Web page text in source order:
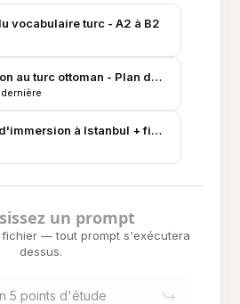
vocabulaire turc - A2 à B2
au turc ottoman - Plan de projet de
à Istanbul + fiches de
un prompt
— tout prompt s'exécutera
dessus.
5 points d'étude